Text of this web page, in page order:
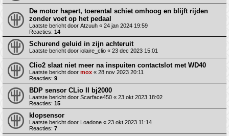
De motor hapert, toerental schiet omhoog en blijft rijden
zonder voet op het pedaal
Laatste bericht door Atzuuh « 24 jan 2024 19:59
Reacties: 14
Schurend geluid in zijn achteruit
Laatste bericht door iolaire_clio « 23 dec 2023 15:01
Clio2 slaat niet meer na inspuiten contactslot met WD40
Laatste bericht door mox « 28 nov 2023 20:11
Reacties: 9
BDP sensor CLio II bj2000
Laatste bericht door Scarface450 « 23 okt 2023 18:02
Reacties: 15
klopsensor
Laatste bericht door Loadone « 23 okt 2023 11:14
Reacties: 7